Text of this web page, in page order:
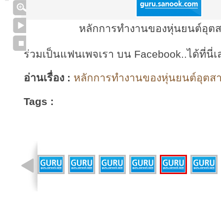
หลักการทำงานของหุ่นยนต์อุต
ร่วมเป็นแฟนเพจเรา บน Facebook..ได้ที่นี่เ
อ่านเรื่อง : หลักการทำงานของหุ่นยนต์อุตส
Tags :